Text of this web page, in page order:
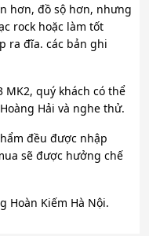
hơn, đồ sộ hơn, nhưng
rock hoặc làm tốt
ra đĩa. các bản ghi
MK2, quý khách có thể
Hải và nghe thử.
đều được nhập
sẽ được hưởng chế
Hoàn Kiếm Hà Nội.